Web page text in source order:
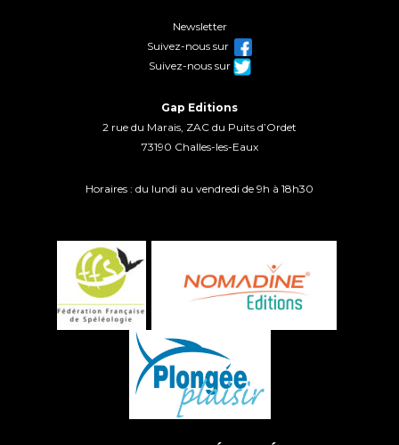
Newsletter
Suivez-nous sur
Suivez-nous sur
Gap Editions
2 rue du Marais, ZAC du Puits d’Ordet
73190 Challes-les-Eaux
Horaires : du lundi au vendredi de 9h à 18h30